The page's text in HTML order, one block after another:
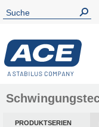
PRODUKTSERIEN